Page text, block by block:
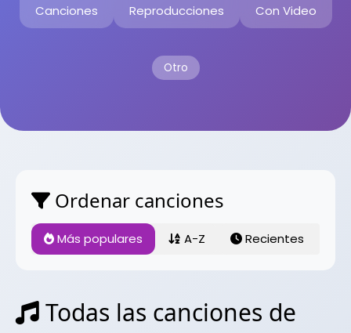
Canciones Reproducciones Con Video
Otro
Ordenar canciones
Más populares A-Z Recientes
Todas las canciones de